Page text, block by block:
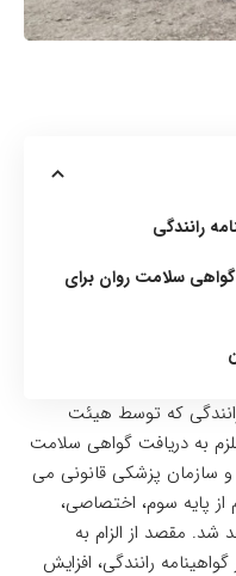
رانندگی
سلامت روان برای
رانندگی که توسط هیئت
به دریافت گواهی سلامت
و سازمان پزشکی قانونی می
از پایه سوم، اختصاصی،
شد. مقصد از الزام به
رانندگی، افزایش